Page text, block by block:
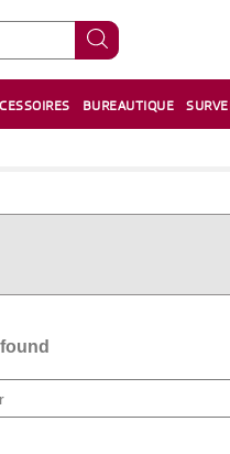
BUREAUTIQUE